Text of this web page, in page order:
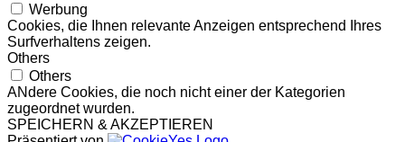
Werbung
Cookies, die Ihnen relevante Anzeigen entsprechend Ihres
Surfverhaltens zeigen.
Others
Others
ANdere Cookies, die noch nicht einer der Kategorien
zugeordnet wurden.
SPEICHERN & AKZEPTIEREN